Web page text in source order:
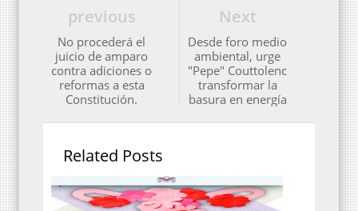
Next
Desde foro medio
ambiental, urge
"Pepe" Couttolenc
transformar la
basura en energía
previous
No procederá el
juicio de amparo
contra adiciones o
reformas a esta
Constitución.
Related Posts